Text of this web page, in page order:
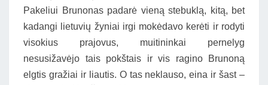
Pakeliui Brunonas padarė vieną stebuklą, kitą, bet
kadangi lietuvių žyniai irgi mokėdavo kerėti ir rodyti
visokius prajovus, muitininkai pernelyg
nesusižavėjo tais pokštais ir vis ragino Brunoną
elgtis gražiai ir liautis. O tas neklauso, eina ir šast –